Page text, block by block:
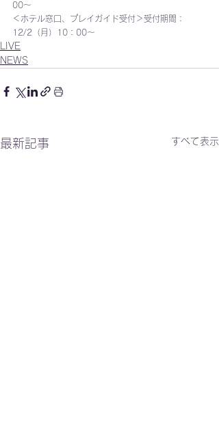
00〜
＜ホテル窓口、プレイガイド受付＞受付期間：
12/2（月）10：00～
LIVE
NEWS
最新記事 すべて表示